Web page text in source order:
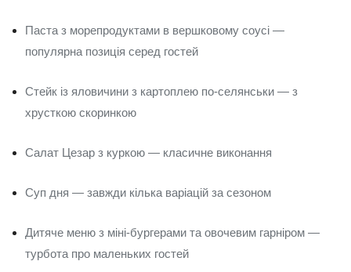
Паста з морепродуктами в вершковому соусі —
популярна позиція серед гостей
Стейк із яловичини з картоплею по-селянськи — з
хрусткою скоринкою
Салат Цезар з куркою — класичне виконання
Суп дня — завжди кілька варіацій за сезоном
Дитяче меню з міні-бургерами та овочевим гарніром —
турбота про маленьких гостей